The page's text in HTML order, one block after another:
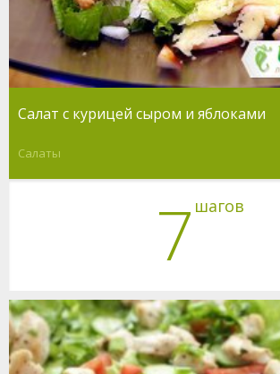
Салат с курицей сыром и яблоками
Салаты
7 шагов